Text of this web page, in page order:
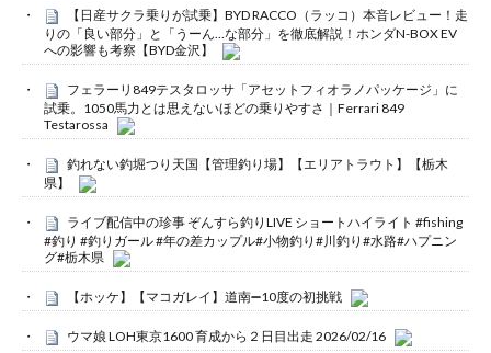
【日産サクラ乗りが試乗】BYD RACCO（ラッコ）本音レビュー！走
りの「良い部分」と「うーん…な部分」を徹底解説！ホンダN-BOX EV
への影響も考察【BYD金沢】
フェラーリ849テスタロッサ「アセットフィオラノパッケージ」に
試乗。1050馬力とは思えないほどの乗りやすさ｜Ferrari 849
Testarossa
釣れない釣堀つり天国【管理釣り場】【エリアトラウト】【栃木
県】
ライブ配信中の珍事 ぞんすら釣りLIVE ショートハイライト #fishing
#釣り #釣りガール #年の差カップル#小物釣り#川釣り#水路#ハプニン
グ#栃木県
【ホッケ】【マコガレイ】道南➖10度の初挑戦
ウマ娘 LOH東京1600 育成から２日目出走 2026/02/16